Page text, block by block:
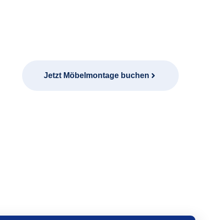
Jetzt Möbelmontage buchen